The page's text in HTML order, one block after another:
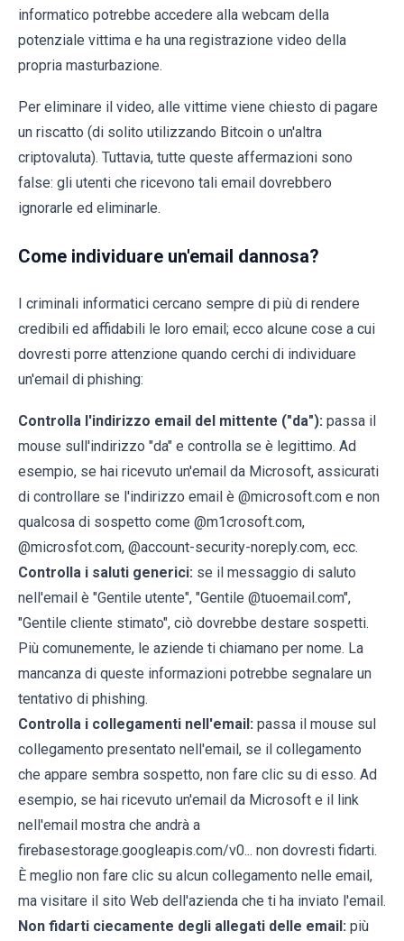
informatico potrebbe accedere alla webcam della
potenziale vittima e ha una registrazione video della
propria masturbazione.
Per eliminare il video, alle vittime viene chiesto di pagare
un riscatto (di solito utilizzando Bitcoin o un'altra
criptovaluta). Tuttavia, tutte queste affermazioni sono
false: gli utenti che ricevono tali email dovrebbero
ignorarle ed eliminarle.
Come individuare un'email dannosa?
I criminali informatici cercano sempre di più di rendere
credibili ed affidabili le loro email; ecco alcune cose a cui
dovresti porre attenzione quando cerchi di individuare
un'email di phishing:
Controlla l'indirizzo email del mittente ("da"): passa il
mouse sull'indirizzo "da" e controlla se è legittimo. Ad
esempio, se hai ricevuto un'email da Microsoft, assicurati
di controllare se l'indirizzo email è @microsoft.com e non
qualcosa di sospetto come @m1crosoft.com,
@microsfot.com, @account-security-noreply.com, ecc.
Controlla i saluti generici: se il messaggio di saluto
nell'email è "Gentile utente", "Gentile @tuoemail.com",
"Gentile cliente stimato", ciò dovrebbe destare sospetti.
Più comunemente, le aziende ti chiamano per nome. La
mancanza di queste informazioni potrebbe segnalare un
tentativo di phishing.
Controlla i collegamenti nell'email: passa il mouse sul
collegamento presentato nell'email, se il collegamento
che appare sembra sospetto, non fare clic su di esso. Ad
esempio, se hai ricevuto un'email da Microsoft e il link
nell'email mostra che andrà a
firebasestorage.googleapis.com/v0... non dovresti fidarti.
È meglio non fare clic su alcun collegamento nelle email,
ma visitare il sito Web dell'azienda che ti ha inviato l'email.
Non fidarti ciecamente degli allegati delle email: più